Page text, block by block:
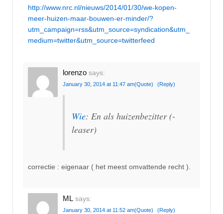
http://www.nrc.nl/nieuws/2014/01/30/we-kopen-
meer-huizen-maar-bouwen-er-minder/?
utm_campaign=rss&utm_source=syndication&utm_
medium=twitter&utm_source=twitterfeed
lorenzo says:
January 30, 2014 at 11:47 am(Quote) (Reply)
Wie: En als huizenbezitter (-
leaser)
correctie : eigenaar ( het meest omvattende recht ).
ML says:
January 30, 2014 at 11:52 am(Quote) (Reply)